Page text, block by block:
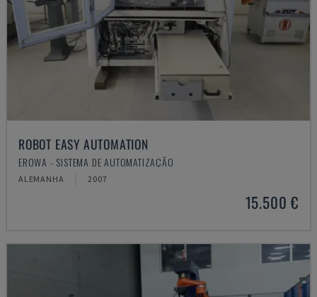
ROBOT EASY AUTOMATION
EROWA - SISTEMA DE AUTOMATIZAÇÃO
ALEMANHA 2007
15.500 €